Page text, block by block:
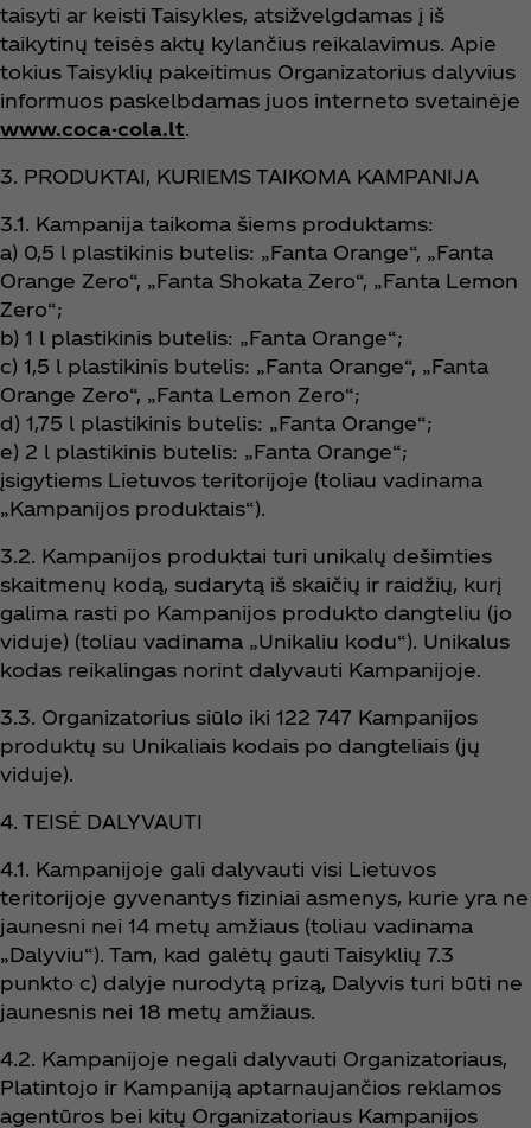
taisyti ar keisti Taisykles, atsižvelgdamas į iš
taikytinų teisės aktų kylančius reikalavimus. Apie
tokius Taisyklių pakeitimus Organizatorius dalyvius
informuos paskelbdamas juos interneto svetainėje
www.coca-cola.lt.
3. PRODUKTAI, KURIEMS TAIKOMA KAMPANIJA
3.1. Kampanija taikoma šiems produktams:
a) 0,5 l plastikinis butelis: „Fanta Orange“, „Fanta
Orange Zero“, „Fanta Shokata Zero“, „Fanta Lemon
Zero“;
b) 1 l plastikinis butelis: „Fanta Orange“;
c) 1,5 l plastikinis butelis: „Fanta Orange“, „Fanta
Orange Zero“, „Fanta Lemon Zero“;
d) 1,75 l plastikinis butelis: „Fanta Orange“;
e) 2 l plastikinis butelis: „Fanta Orange“;
įsigytiems Lietuvos teritorijoje (toliau vadinama
„Kampanijos produktais“).
3.2. Kampanijos produktai turi unikalų dešimties
skaitmenų kodą, sudarytą iš skaičių ir raidžių, kurį
galima rasti po Kampanijos produkto dangteliu (jo
viduje) (toliau vadinama „Unikaliu kodu“). Unikalus
kodas reikalingas norint dalyvauti Kampanijoje.
3.3. Organizatorius siūlo iki 122 747 Kampanijos
produktų su Unikaliais kodais po dangteliais (jų
viduje).
4. TEISĖ DALYVAUTI
4.1. Kampanijoje gali dalyvauti visi Lietuvos
teritorijoje gyvenantys fiziniai asmenys, kurie yra ne
jaunesni nei 14 metų amžiaus (toliau vadinama
„Dalyviu“). Tam, kad galėtų gauti Taisyklių 7.3
punkto c) dalyje nurodytą prizą, Dalyvis turi būti ne
jaunesnis nei 18 metų amžiaus.
4.2. Kampanijoje negali dalyvauti Organizatoriaus,
Platintojo ir Kampaniją aptarnaujančios reklamos
agentūros bei kitų Organizatoriaus Kampanijos